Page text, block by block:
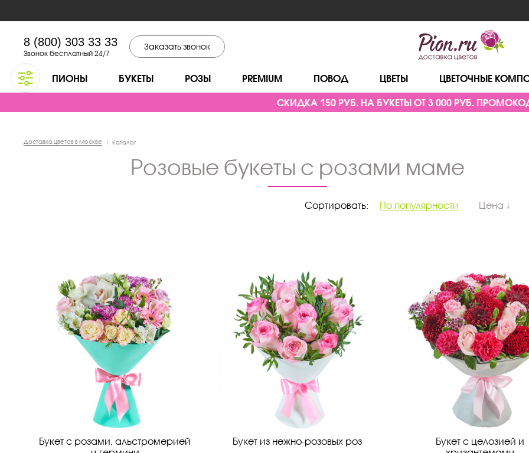
8 (800) 303 33 33
Звонок бесплатный 24/7
Заказать звонок
ПИОНЫ БУКЕТЫ РОЗЫ PREMIUM ПОВОД ЦВЕТЫ ЦВЕТОЧНЫЕ
СКИДКА 150 РУБ. НА БУКЕТЫ ОТ 3 000 РУБ.
Доставка цветов в Москве | Каталог
розовые букеты с розами маме
Сортировать: По популярности Цена ↓
Букет с розами, альстромерией
Букет из нежно-розовых роз
Букет с целозией и